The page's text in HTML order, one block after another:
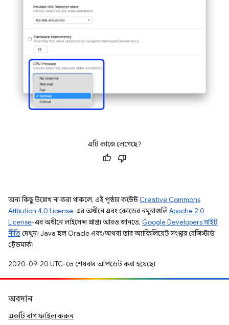
এটি কাজে লেগেছে?
অন্য কিছু উল্লেখ না করা থাকলে, এই পৃষ্ঠার কন্টেন্ট Creative Commons
Attribution 4.0 License-এর অধীনে এবং কোডের নমুনাগুলিApache 2.0
License-এর অধীনে লাইসেন্স প্রাপ্ত। আরও জানতে, Google Developers সাইট
নীতিদেখুন। Java হল Oracle এবং/অথবা তার অ্যাফিলিয়েট সংস্থার রেজিস্টার্ড
ট্রেডমার্ক।
2020-09-20 UTC-তে শেষবার আপডেট করা হয়েছে।
অবদান
একটি বাগ ফাইল করুন